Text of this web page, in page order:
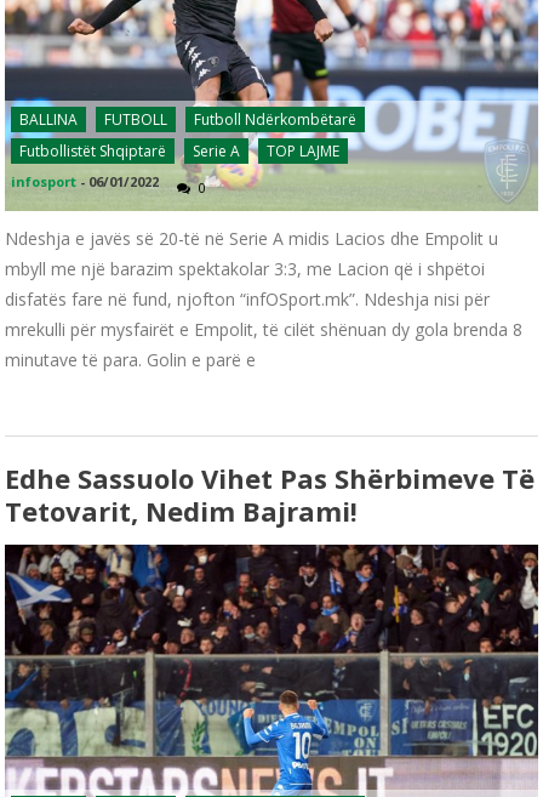
BALLINA FUTBOLL
Futboll Ndërkombëtarë
Futbollistët Shqiptarë
Serie A TOP LAJME
infosport - 06/01/2022 0
Ndeshja e javës së 20-të në Serie A midis Lacios dhe Empolit u
mbyll me një barazim spektakolar 3:3, me Lacion që i shpëtoi
disfatës fare në fund, njofton “infOSport.mk”. Ndeshja nisi për
mrekulli për mysfairët e Empolit, të cilët shënuan dy gola brenda 8
minutave të para. Golin e parë e
Edhe Sassuolo Vihet Pas Shërbimeve Të
Tetovarit, Nedim Bajrami!